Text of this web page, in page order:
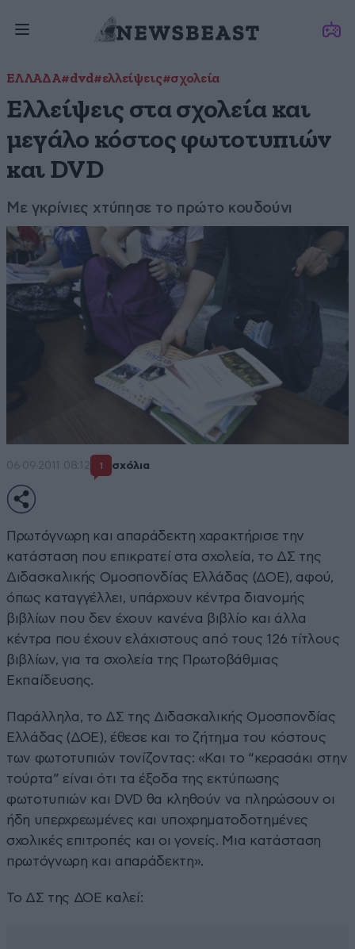
ΕΛΛΑΔΑ#dvd#ελλείψεις#σχολεία
Ελλείψεις στα σχολεία και
μεγάλο κόστος φωτοτυπιών
και DVD
Με γκρίνιες χτύπησε το πρώτο κουδούνι
06·09·2011 08:12 1 σχόλια
Πρωτόγνωρη και απαράδεκτη χαρακτήρισε την
κατάσταση που επικρατεί στα σχολεία, το ΔΣ της
Διδασκαλικής Ομοσπονδίας Ελλάδας (ΔΟΕ), αφού,
όπως καταγγέλλει, υπάρχουν κέντρα διανομής
βιβλίων που δεν έχουν κανένα βιβλίο και άλλα
κέντρα που έχουν ελάχιστους από τους 126 τίτλους
βιβλίων, για τα σχολεία της Πρωτοβάθμιας
Εκπαίδευσης.
Παράλληλα, το ΔΣ της Διδασκαλικής Ομοσπονδίας
Ελλάδας (ΔΟΕ), έθεσε και το ζήτημα του κόστους
των φωτοτυπιών τονίζοντας: «Και το “κερασάκι στην
τούρτα” είναι ότι τα έξοδα της εκτύπωσης
φωτοτυπιών και DVD θα κληθούν να πληρώσουν οι
ήδη υπερχρεωμένες και υποχρηματοδοτημένες
σχολικές επιτροπές και οι γονείς. Μια κατάσταση
πρωτόγνωρη και απαράδεκτη».
Το ΔΣ της ΔΟΕ καλεί: